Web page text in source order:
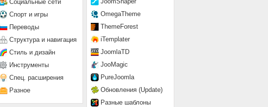
OmegaTheme
ThemeForest
iTemplater
JoomlaTD
JooMagic
PureJoomla
Обновления (Update)
Разные шаблоны
Социальные сети
Спорт и игры
Переводы
Структура и навигация
Стиль и дизайн
Инструменты
Спец. расширения
Разное